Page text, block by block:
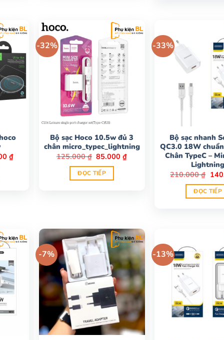
₫.
₫Giá
hiện
-32%
Bộ sạc Hoco 10.5w đủ 3
chân micro_typec_lightning
125.000₫ Giá
là:
125.000 ₫.
85.000₫Giá
ĐỌC TIẾP
-33%
Bộ sạc nhanh
QC3.0 18W
Chân TypeC –
Lightning
210.000₫ Giá
là:
ĐỌC TIẾP
-7% -13%